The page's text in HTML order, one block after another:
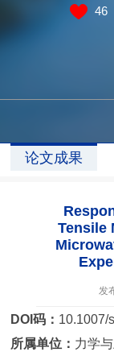
46
论文成果
Tensile
发
DOI码： 10.1007/
所属单位： 力学